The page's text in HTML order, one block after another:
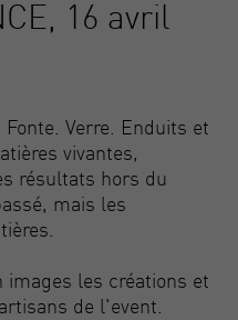
16 avril
Verre. Enduits et
vivantes,
résultats hors du
mais les
images les créations et
de l'event.